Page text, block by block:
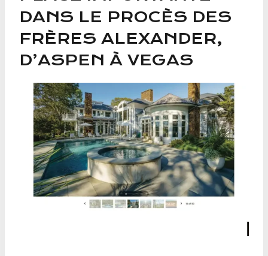
DANS LE PROCÈS DES
FRÈRES ALEXANDER,
D’ASPEN À VEGAS